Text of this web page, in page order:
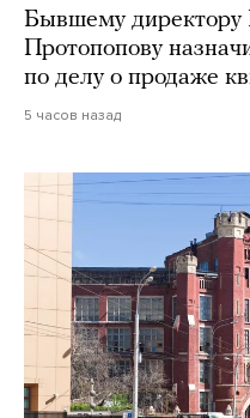
Бывшему
Протопопову
по делу о продаже
5 часов назад